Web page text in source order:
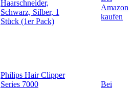
Haarschneider,
Schwarz, Silber, 1
Stück (1er Pack)
Amazon
kaufen
Philips Hair Clipper
Series 7000
Bei